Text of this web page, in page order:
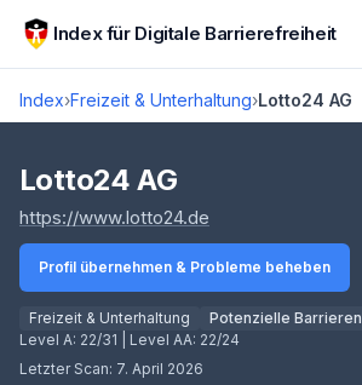
Zum Hauptinhalt springen
Index für Digitale Barrierefreiheit
Index›Freizeit & Unterhaltung›Lotto24 AG
Score lädt
Lotto24 AG
https://www.lotto24.de
Profil übernehmen & Probleme beheben
Freizeit & Unterhaltung
Potenzielle Barrieren
Level A: 22/31 | Level AA: 22/24
Letzter Scan: 7. April 2026